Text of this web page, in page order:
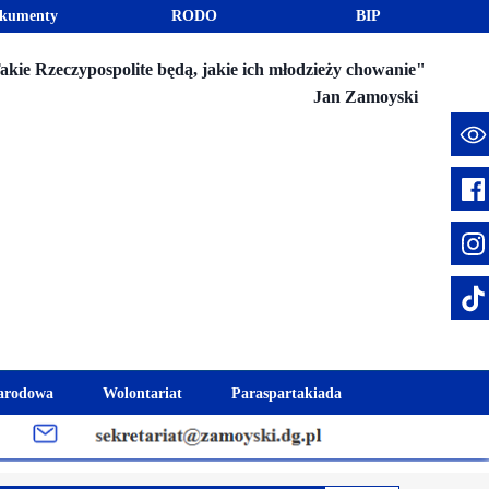
Wolontariat
Akcje charytatywne
Paraspartakiada
Fundusz Stypendialny "Jesteśmy
Rzeczypospolite będą, jakie ich młodzieży chowanie"
BIP
RODO
Jan Zamoyski